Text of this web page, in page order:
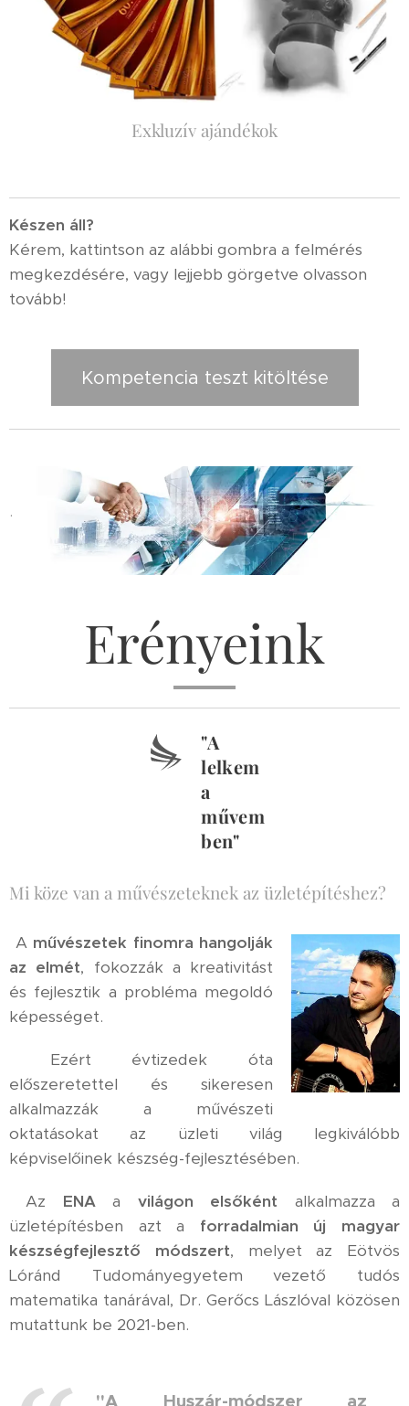
Exkluzív ajándékok
Készen áll?
Kérem, kattintson az alábbi gombra a felmérés
megkezdésére, vagy lejjebb görgetve olvasson
tovább!
Kompetencia teszt kitöltése
.
Erényeink
"A
lelkem
a
művem
ben"
Mi köze van a művészeteknek az üzletépítéshez?
A művészetek finomra hangolják
az elmét, fokozzák a kreativitást
és fejlesztik a probléma megoldó
képességet.
Ezért évtizedek óta
előszeretettel és sikeresen
alkalmazzák
a művészeti
oktatásokat az üzleti világ legkiválóbb
képviselőinek készség-fejlesztésében.
Az ENAa világon elsőként alkalmazza a
üzletépítésben azt a forradalmian új magyar
készségfejlesztő módszert, melyet az Eötvös
Lóránd Tudományegyetem
vezető tudós
matematika tanárával, Dr. Gerőcs Lászlóval közösen
mutattunk be 2021-ben.
"A
Huszár-módszer az